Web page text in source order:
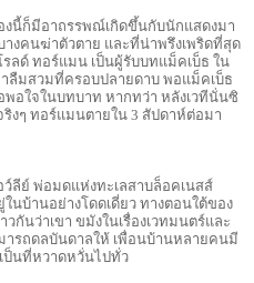
งนี้ก็มีอาถรรพณ์เกิดขึ้นกับนักแสดงมา
างคนฆ่าตัวตาย และที่น่าพรึงเพริดที่สุด
ลด์ ทอร์แมน เป็นผู้รับบทแม็คเบ็ธ ใน
ลืมสวมที่ครอบปลายดาบ พอแม็คเบ็ธ
พอใจในบทบาท หากทว่า หลังเวทีนั่นซิ
งๆ ทอร์แมนตายใน 3 สัปดาห์ต่อมา
ลีย์ พ่อมดแห่งทะเลสาบล็อคเนสส์
นบ้านอย่างโดดเดี่ยว ทางตอนใต้ของ
กันว่าเขา ขมังในเรื่องเวทมนตร์และ
ารถดลบันดาลให้ เพื่อนบ้านหลายคนมี
ป็นที่หวาดหวั่นไปทั่ว